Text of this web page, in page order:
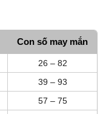
Con số may mắn
26 – 82
39 – 93
57 – 75